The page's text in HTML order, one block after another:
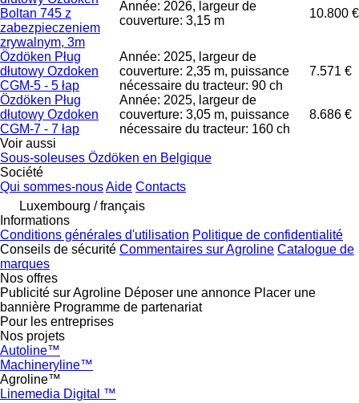
Boltan 745 z
zabezpieczeniem
zrywalnym, 3m
Année: 2026, largeur de
couverture: 3,15 m
10.800 €
Özdöken Pług
dłutowy Ozdoken
CGM-5 - 5 łap
Année: 2025, largeur de
couverture: 2,35 m, puissance
nécessaire du tracteur: 90 ch
7.571 €
Özdöken Pług
dłutowy Ozdoken
CGM-7 - 7 łap
Année: 2025, largeur de
couverture: 3,05 m, puissance
nécessaire du tracteur: 160 ch
8.686 €
Voir aussi
Sous-soleuses Özdöken en Belgique
Société
Qui sommes-nousAide Contacts
Luxembourg / français
Informations
Conditions générales d'utilisation Politique de confidentialité
Conseils de sécurité Commentaires sur Agroline Catalogue de
marques
Nos offres
Publicité sur Agroline Déposer une annonce Placer une
bannière Programme de partenariat
Pour les entreprises
Nos projets
Autoline™
Machineryline™
Agroline™
Linemedia Digital ™